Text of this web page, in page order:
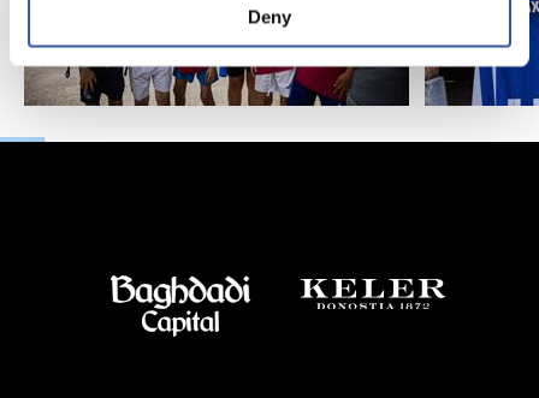
Deny